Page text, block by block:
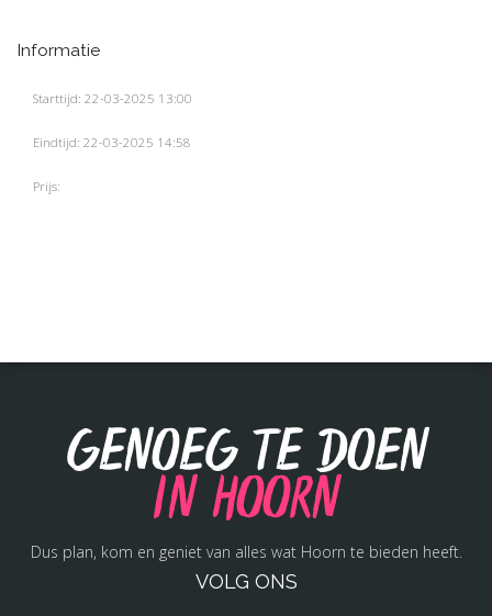
Informatie
Starttijd: 22-03-2025 13:00
Eindtijd: 22-03-2025 14:58
Prijs:
Genoeg te doen
in Hoorn
Dus plan, kom en geniet van alles wat Hoorn te bieden heeft.
VOLG ONS